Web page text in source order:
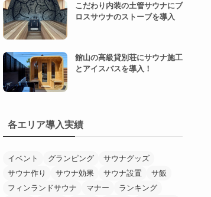
こだわり内装の土管サウナにブ
ロスサウナのストーブを導入
館山の高級貸別荘にサウナ施工
とアイスバスを導入！
各エリア導入実績
イベント グランピング
サウナグッズ
サウナ作り
サウナ効果 サウナ設置
サ飯
フィンランドサウナ
マナー
ランキング